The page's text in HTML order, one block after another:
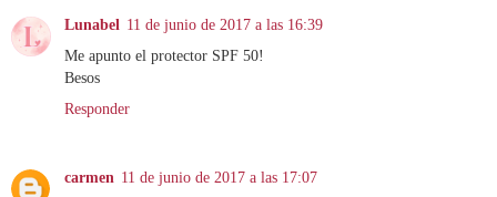
Lunabel 11 de junio de 2017 a las 16:39
Me apunto el protector SPF 50!
Besos
Responder
carmen 11 de junio de 2017 a las 17:07